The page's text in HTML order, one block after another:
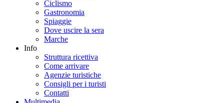
Ciclismo
Gastronomia
Spiaggie
Dove uscire la sera
Marche
Info
Struttura ricettiva
Come arrivare
Agenzie turistiche
Consigli per i turisti
Contatti